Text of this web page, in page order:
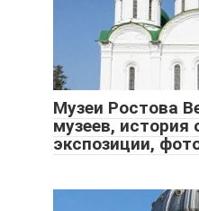
Музеи Ростова
музеев, история
экспозиции,